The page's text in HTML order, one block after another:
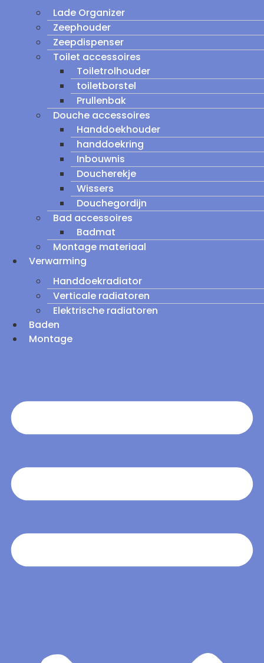
Lade Organizer
Zeephouder
Zeepdispenser
Toilet accessoires
Toiletrolhouder
toiletborstel
Prullenbak
Douche accessoires
Handdoekhouder
handdoekring
Inbouwnis
Doucherekje
Wissers
Douchegordijn
Bad accessoires
Badmat
Montage materiaal
Verwarming
Handdoekradiator
Verticale radiatoren
Elektrische radiatoren
Baden
Montage